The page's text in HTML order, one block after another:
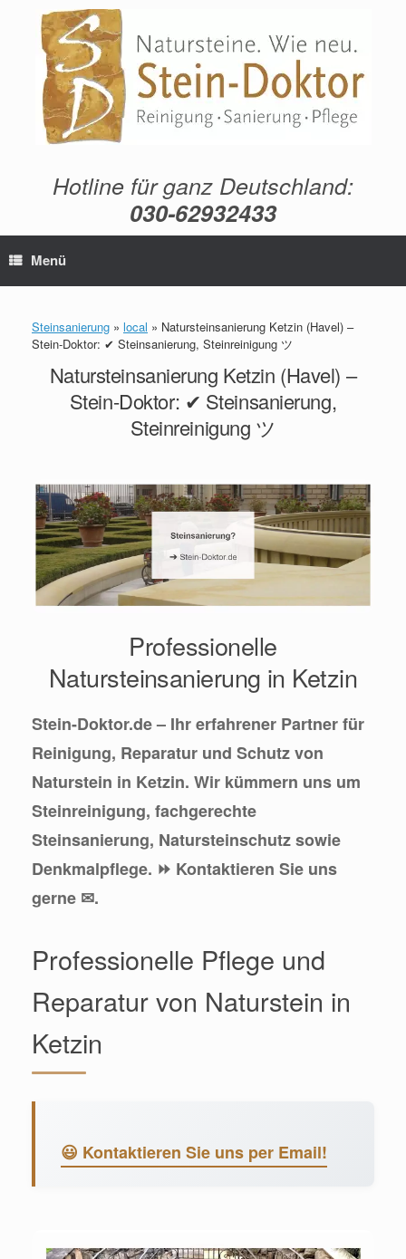
springen
Hotline für ganz Deutschland:
030-62932433
Menü
Steinsanierung » local » Natursteinsanierung Ketzin (Havel) –
Stein-Doktor: ✔ Steinsanierung, Steinreinigung ツ
Natursteinsanierung Ketzin (Havel) –
Stein-Doktor: ✔ Steinsanierung,
Steinreinigung ツ
Professionelle
Natursteinsanierung in Ketzin
Stein-Doktor.de – Ihr erfahrener Partner für
Reinigung, Reparatur und Schutz von
Naturstein in Ketzin. Wir kümmern uns um
Steinreinigung, fachgerechte
Steinsanierung, Natursteinschutz sowie
Denkmalpflege. ⏩ Kontaktieren Sie uns
gerne ✉.
Professionelle Pflege und
Reparatur von Naturstein in
Ketzin
😃 Kontaktieren Sie uns per Email!